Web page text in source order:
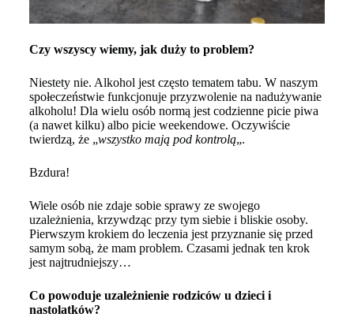
Czy wszyscy wiemy, jak duży to problem?
Niestety nie. Alkohol jest często tematem tabu. W naszym
społeczeństwie funkcjonuje przyzwolenie na nadużywanie
alkoholu! Dla wielu osób normą jest codzienne picie piwa
(a nawet kilku) albo picie weekendowe. Oczywiście
twierdzą, że „wszystko mają pod kontrolą„.
Bzdura!
Wiele osób nie zdaje sobie sprawy ze swojego
uzależnienia, krzywdząc przy tym siebie i bliskie osoby.
Pierwszym krokiem do leczenia jest przyznanie się przed
samym sobą, że mam problem. Czasami jednak ten krok
jest najtrudniejszy…
Co powoduje uzależnienie rodziców u dzieci i
nastolatków?